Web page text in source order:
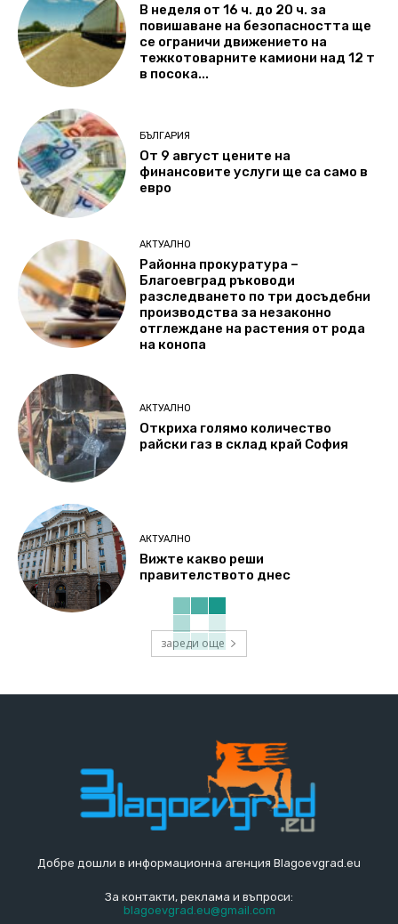
В неделя от 16 ч. до 20 ч. за
повишаване на безопасността ще
се ограничи движението на
тежкотоварните камиони над 12 т
в посока...
БЪЛГАРИЯ
От 9 август цените на
финансовите услуги ще са само в
евро
АКТУАЛНО
Районна прокуратура –
Благоевград ръководи
разследването по три досъдебни
производства за незаконно
отглеждане на растения от рода
на конопа
АКТУАЛНО
Откриха голямо количество
райски газ в склад край София
АКТУАЛНО
Вижте какво реши
правителството днес
зареди още
Добре дошли в информационна агенция Blagoevgrad.eu
За контакти, реклама и въпроси:
blagoevgrad.eu@gmail.com